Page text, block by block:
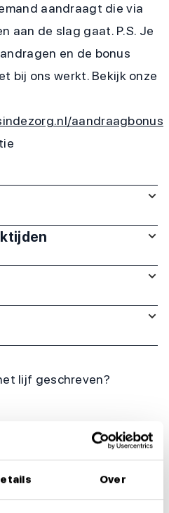
Over
aandraagt die via
aan de slag gaat. P.S. Je
en de bonus
bij ons werkt. Bekijk onze
aandraagbonus
lijf geschreven?